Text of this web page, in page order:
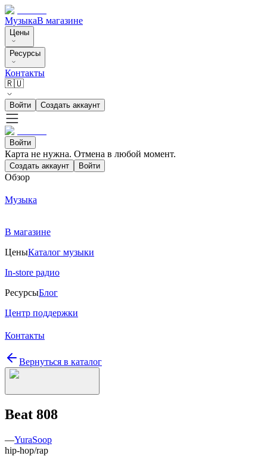
МузыкаВ магазине
Цены
Ресурсы
Контакты
🇷🇺
Войти Создать аккаунт
Войти
Карта не нужна. Отмена в любой момент.
Создать аккаунт Войти
Обзор
Музыка
В магазине
ЦеныКаталог музыки
In-store радио
РесурсыБлог
Центр поддержки
Контакты
Вернуться в каталог
Beat 808
—YuraSoop
hip-hop/rap